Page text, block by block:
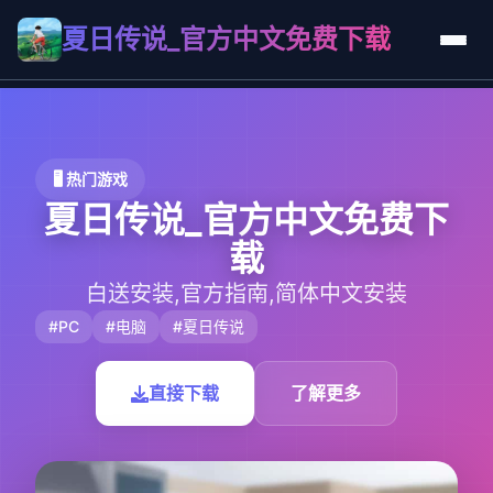
夏日传说_官方中文免费下载
🖥️ 热门游戏
夏日传说_官方中文免费下
载
白送安装,官方指南,简体中文安装
#PC #电脑 #夏日传说
直接下载 了解更多